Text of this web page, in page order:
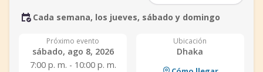
Cada semana, los jueves, sábado y domingo
Próximo evento
sábado, ago 8, 2026
7:00 p. m. - 10:00 p. m.
Ubicación
Dhaka